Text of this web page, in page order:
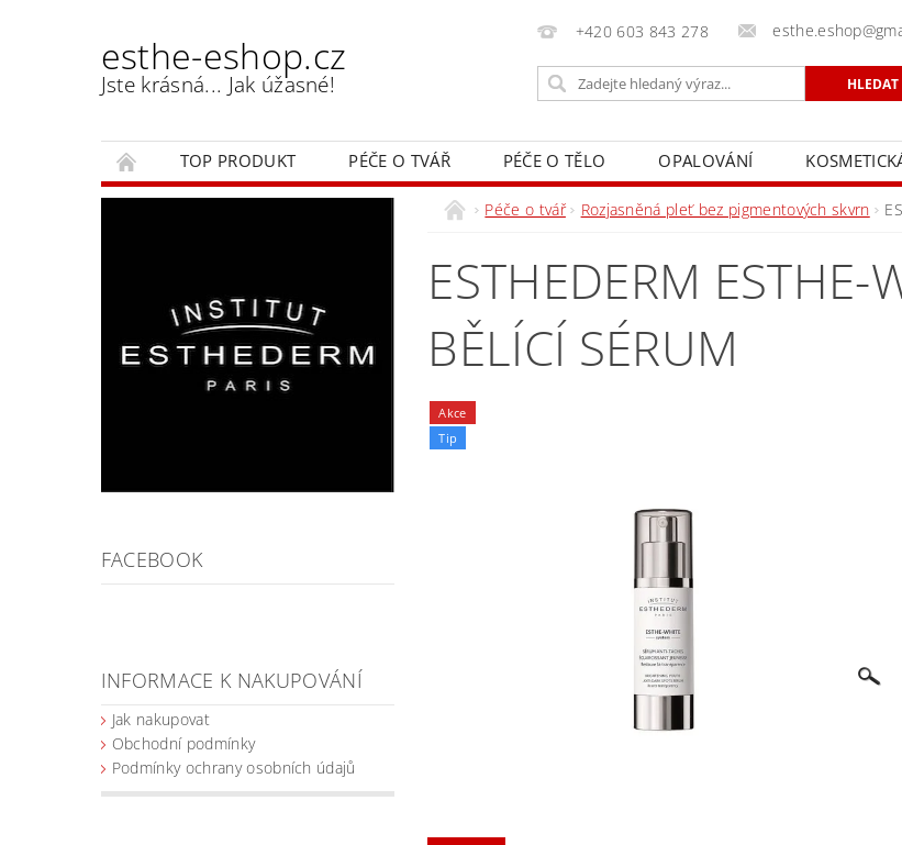
esthe-eshop.cz
Jste krásná... Jak úžasné!
+420 603 843 278
TOP PRODUKT PÉČE O TVÁŘ PÉČE O TĚLO OPALOVÁNÍ
FACEBOOK
INFORMACE K NAKUPOVÁNÍ
Jak nakupovat
Obchodní podmínky
Podmínky ochrany osobních údajů
Péče o tvář Rozjasněná pleť bez pigmentových skvrn
ESTHEDERM ESTHE-
BĚLÍCÍ SÉRUM
Akce
Tip